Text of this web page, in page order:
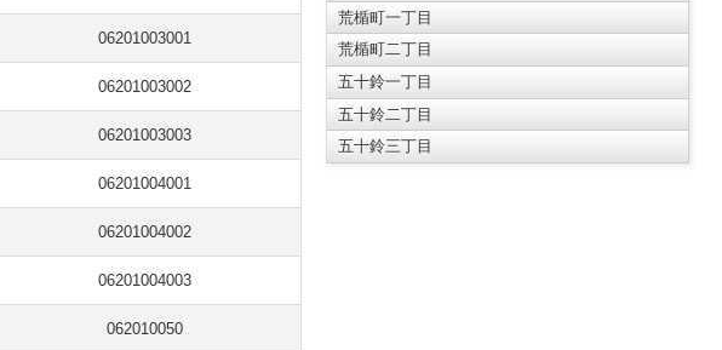
06201003001
06201003002
06201003003
06201004001
06201004002
06201004003
062010050
荒楯町一丁目
荒楯町二丁目
五十鈴一丁目
五十鈴二丁目
五十鈴三丁目